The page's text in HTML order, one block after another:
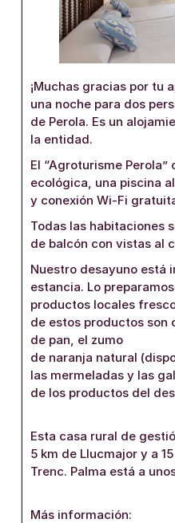
¡Muchas gracias por tu
una noche para dos
de Perola. Es un
la entidad.
El “Agroturisme
ecológica, una piscina
y conexión Wi-Fi
Todas las habitaciones
de balcón con vistas al
Nuestro desayuno está
estancia. Lo
productos locales
de estos productos son
de pan, el zumo
de naranja natural
las mermeladas y las
de los productos del
Esta casa rural de
5 km de Llucmajor y a
Trenc. Palma está a
Más información: